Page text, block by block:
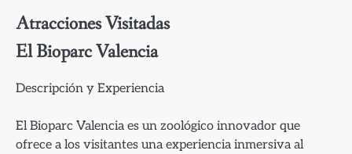
Atracciones Visitadas
El Bioparc Valencia
Descripción y Experiencia
El Bioparc Valencia es un zoológico innovador que
ofrece a los visitantes una experiencia inmersiva al